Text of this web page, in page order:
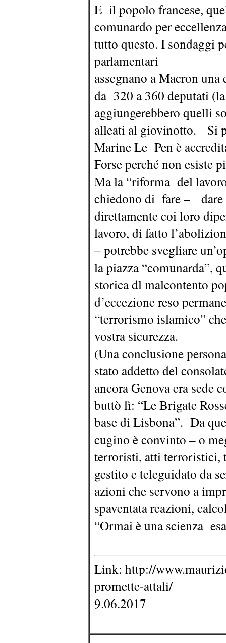
E il popolo francese,
comunardo per
tutto questo. I sondaggi
parlamentari
assegnano a Macron
da 320 a 360 deputati
aggiungerebbero quelli
alleati al giovinotto. Si
Marine Le Pen è
Forse perché non esiste
Ma la “riforma del
chiedono di fare – dare
direttamente coi loro
lavoro, di fatto
– potrebbe svegliare
la piazza “comunarda”,
storica dl malcontento
d’eccezione reso
“terrorismo islamico”
vostra sicurezza.
(Una conclusione
stato addetto del
ancora Genova era
buttò lì: “Le Brigate
base di Lisbona”. Da
cugino è convinto – o
terroristi, atti terroristici,
gestito e teleguidato da
azioni che servono a
spaventata reazioni,
“Ormai è una scienza
Link: http://
promette-attali/
9.06.2017